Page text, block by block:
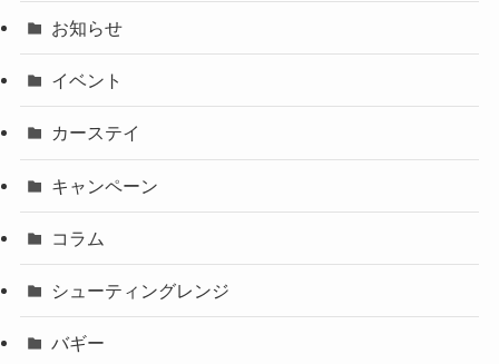
お知らせ
イベント
カーステイ
キャンペーン
コラム
シューティングレンジ
バギー